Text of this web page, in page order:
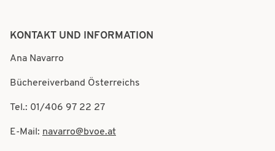
KONTAKT UND INFORMATION
Ana Navarro
Büchereiverband Österreichs
Tel.: 01/406 97 22 27
E-Mail: navarro@bvoe.at